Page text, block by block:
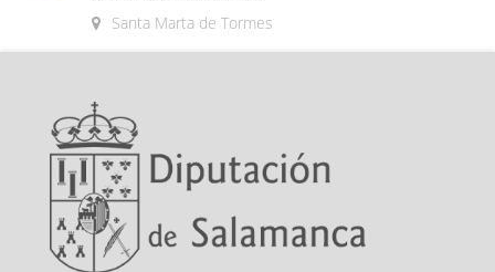
Santa Marta de Tormes